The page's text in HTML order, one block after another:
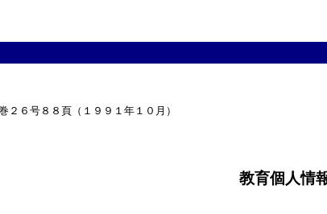
６号８８頁（１９９１年１０月）
教育個人情